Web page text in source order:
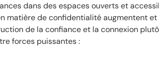
dans des espaces ouverts et
matière de confidentialité augmentent et
de la confiance et la connexion
forces puissantes :